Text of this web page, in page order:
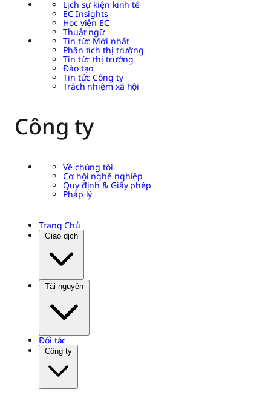
Lịch sự kiện kinh tế
EC Insights
Học viện EC
Thuật ngữ
Tin tức Mới nhất
Phân tích thị trường
Tin tức thị trường
Đào tạo
Tin tức Công ty
Trách nhiệm xã hội
Công ty
Về chúng tôi
Cơ hội nghề nghiệp
Quy định & Giấy phép
Pháp lý
Trang Chủ
Giao dịch
Tài nguyên
Đối tác
Công ty